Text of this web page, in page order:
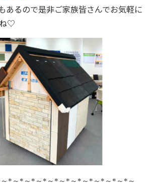
あるので是非ご家族皆さんでお気軽に
♡
～ * ～ * ～ * ～ * ～ * ～ * ～ * ～ * ～ * ～ * ～ * ～